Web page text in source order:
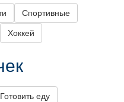
Спортивные
Хоккей
Готовить еду